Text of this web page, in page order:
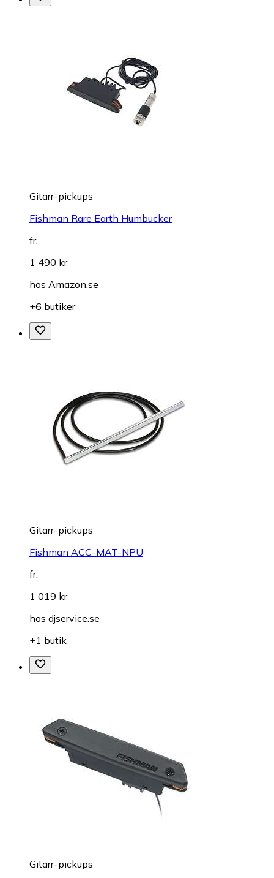
Gitarr-pickups
Fishman Rare Earth Humbucker
fr.
1 490 kr
hos Amazon.se
+6 butiker
Gitarr-pickups
Fishman ACC-MAT-NPU
fr.
1 019 kr
hos djservice.se
+1 butik
Gitarr-pickups